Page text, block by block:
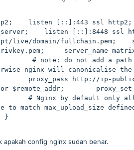
listen [::]:443 ssl http2;
listen [::]:8448 ssl
live/domain/fullchain.pem;
server_name
# note: do not add a
nginx will canonicalise the
proxy_pass http://ip-public-
$remote_addr;
# Nginx by default only
to match max_upload_size
}
config nginx sudah benar.